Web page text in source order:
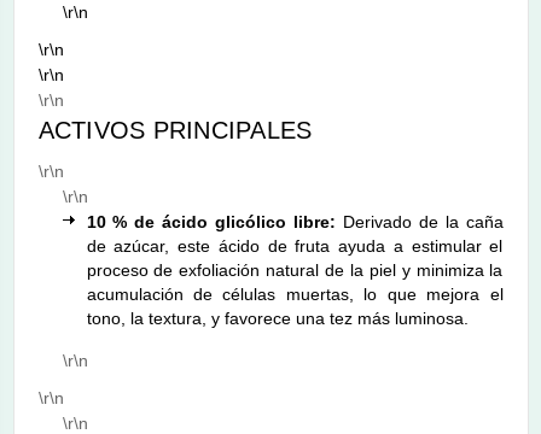
\r\n
\r\n
\r\n
\r\n
ACTIVOS PRINCIPALES
\r\n
\r\n
10 % de ácido glicólico libre: Derivado de la caña
de azúcar, este ácido de fruta ayuda a estimular el
proceso de exfoliación natural de la piel y minimiza la
acumulación de células muertas, lo que mejora el
tono, la textura, y favorece una tez más luminosa.
\r\n
\r\n
\r\n